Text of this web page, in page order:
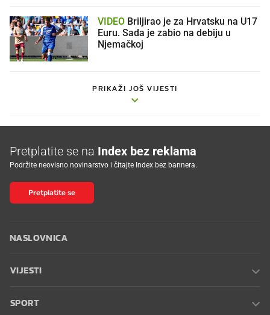
VIDEO
Euru. Sada je zabio na debiju u
Njemačkoj
PRIKAŽI JOŠ VIJESTI
Pretplatite se na Index bez reklama
Podržite neovisno novinarstvo i čitajte Index bez bannera.
Pretplatite se
NASLOVNICA
VIJESTI
SPORT